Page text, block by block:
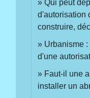
Qui peut
d'autorisation
construire,
Urbanisme
d'une
Faut-il une
installer un